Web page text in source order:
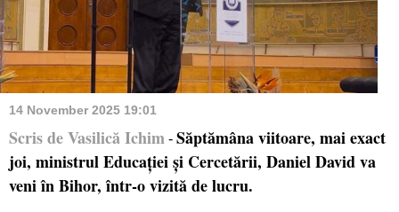
14 November 2025 19:01
Scris de Vasilică Ichim - Săptămâna viitoare, mai exact
joi, ministrul Educației și Cercetării, Daniel David va
veni în Bihor, într-o vizită de lucru.